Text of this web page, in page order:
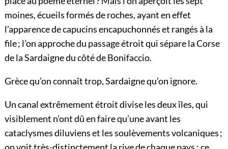
moines, écueils formés de roches, ayant en effet
l’apparence de capucins encapuchonnés et rangés à la
file ; l’on approche du passage étroit qui sépare la Corse
de la Sardaigne du côté de Bonifaccio.
Grèce qu’on connaît trop, Sardaigne qu’on ignore.
Un canal extrêmement étroit divise les deux îles, qui
visiblement n’ont dû en faire qu’une avant les
cataclysmes diluviens et les soulèvements volcaniques ;